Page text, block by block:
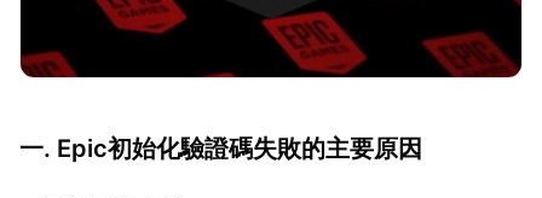
一. Epic初始化驗證碼失敗的主要原因